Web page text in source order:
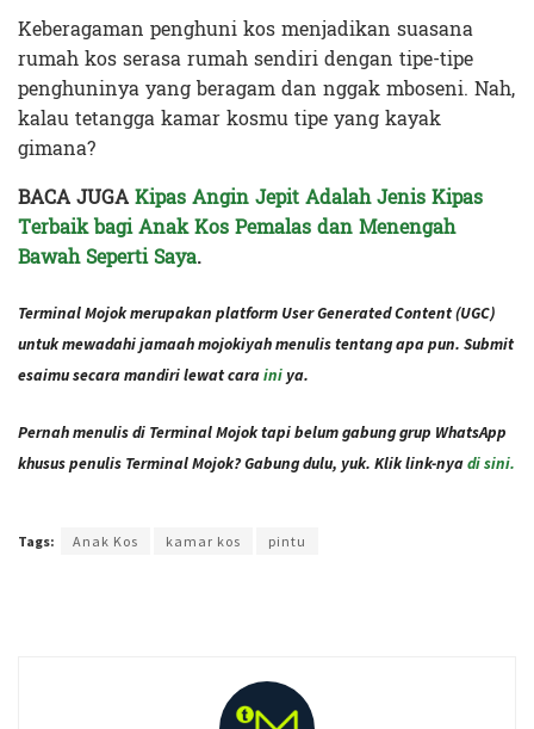
Keberagaman penghuni kos menjadikan suasana
rumah kos serasa rumah sendiri dengan tipe-tipe
penghuninya yang beragam dan nggak mboseni. Nah,
kalau tetangga kamar kosmu tipe yang kayak
gimana?
BACA JUGAKipas Angin Jepit Adalah Jenis Kipas
Terbaik bagi Anak Kos Pemalas dan Menengah
Bawah Seperti Saya.
Terminal Mojok merupakan platform User Generated Content (UGC)
untuk mewadahi jamaah mojokiyah menulis tentang apa pun. Submit
esaimu secara mandiri lewat caraini ya.
Pernah menulis di Terminal Mojok tapi belum gabung grup WhatsApp
khusus penulis Terminal Mojok? Gabung dulu, yuk. Klik link-nyadi sini.
Tags: Anak Kos kamar kos pintu